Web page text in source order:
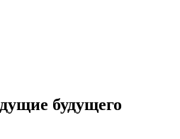
будущего